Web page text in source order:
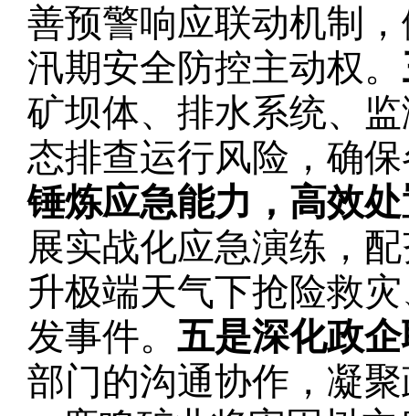
善预警响应联动机制
汛期安全防控主动权。
矿坝体、排水系统、
态排查运行风险，确
锤炼应急能力，高效
展实战化应急演练，
升极端天气下抢险救
发事件。 五是深化政
部门的沟通协作，凝